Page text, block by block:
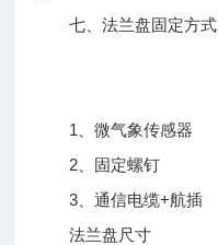
七、法兰盘固定方式
1、微气象传感器
2、固定螺钉
3、通信电缆+航插
法兰盘尺寸